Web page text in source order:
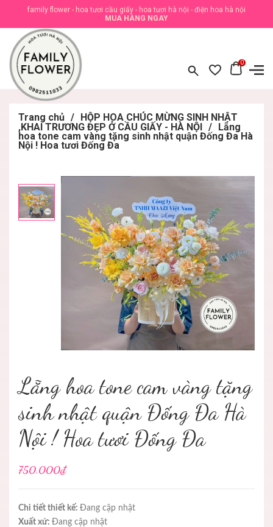
family flower - hoa tươi cầu giấy - hoa tươi hà nội - điện hoa hà nội
MUA HÀNG NGAY
0
Trang chủ / HỘP HOA CHÚC MỪNG SINH NHẬT
,KHAI TRƯƠNG ĐẸP Ở CẦU GIẤY - HÀ NỘI / Lẵng
hoa tone cam vàng tặng sinh nhật quận Đống Đa Hà
Nội ! Hoa tươi Đống Đa
Lẵng hoa tone cam vàng tặng
sinh nhật quận Đống Đa Hà
Nội ! Hoa tươi Đống Đa
750.000₫
Chi tiết thiết kế: Đang cập nhật
Xuất xứ: Đang cập nhật